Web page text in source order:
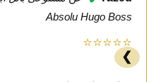
Absolu Hugo Boss
⭐⭐⭐⭐⭐
❯